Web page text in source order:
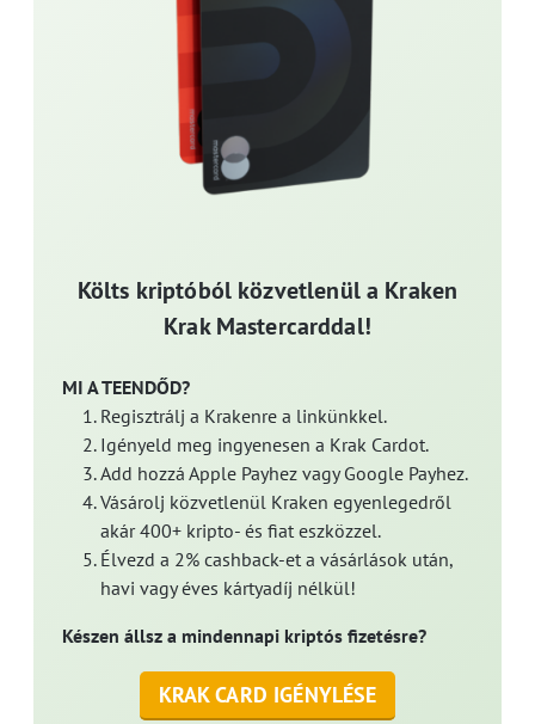
Költs kriptóból közvetlenül a Kraken
Krak Mastercarddal!
MI A TEENDŐD?
Regisztrálj a Krakenre a linkünkkel.
Igényeld meg ingyenesen a Krak Cardot.
Add hozzá Apple Payhez vagy Google Payhez.
Vásárolj közvetlenül Kraken egyenlegedről
akár 400+ kripto- és fiat eszközzel.
Élvezd a 2% cashback-et a vásárlások után,
havi vagy éves kártyadíj nélkül!
Készen állsz a mindennapi kriptós fizetésre?
KRAK CARD IGÉNYLÉSE